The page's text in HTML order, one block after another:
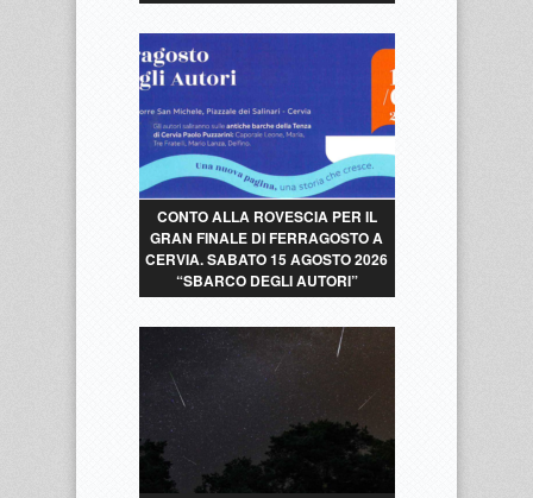
CONTO ALLA ROVESCIA PER IL
GRAN FINALE DI FERRAGOSTO A
CERVIA. SABATO 15 AGOSTO 2026
“SBARCO DEGLI AUTORI”